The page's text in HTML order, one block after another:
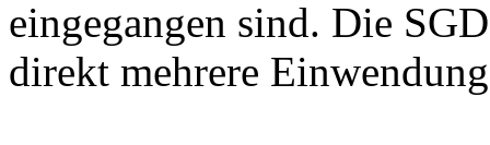
eingegangen sind. Die
direkt mehrere